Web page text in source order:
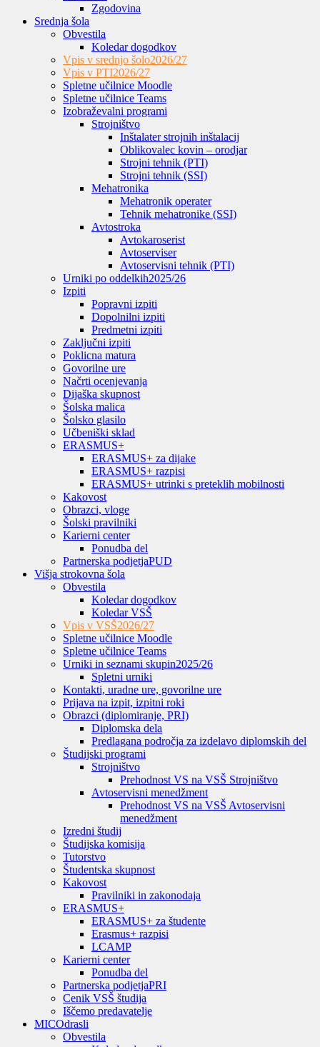
Zgodovina
Srednja šola
Obvestila
Koledar dogodkov
Vpis v srednjo šolo2026/27
Vpis v PTI2026/27
Spletne učilnice Moodle
Spletne učilnice Teams
Izobraževalni programi
Strojništvo
Inštalater strojnih inštalacij
Oblikovalec kovin – orodjar
Strojni tehnik (PTI)
Strojni tehnik (SSI)
Mehatronika
Mehatronik operater
Tehnik mehatronike (SSI)
Avtostroka
Avtokaroserist
Avtoserviser
Avtoservisni tehnik (PTI)
Urniki po oddelkih2025/26
Izpiti
Popravni izpiti
Dopolnilni izpiti
Predmetni izpiti
Zaključni izpiti
Poklicna matura
Govorilne ure
Načrti ocenjevanja
Dijaška skupnost
Šolska malica
Šolsko glasilo
Učbeniški sklad
ERASMUS+
ERASMUS+ za dijake
ERASMUS+ razpisi
ERASMUS+ utrinki s preteklih mobilnosti
Kakovost
Obrazci, vloge
Šolski pravilniki
Karierni center
Ponudba del
Partnerska podjetjaPUD
Višja strokovna šola
Obvestila
Koledar dogodkov
Koledar VSŠ
Vpis v VSŠ2026/27
Spletne učilnice Moodle
Spletne učilnice Teams
Urniki in seznami skupin2025/26
Spletni urniki
Kontakti, uradne ure, govorilne ure
Prijava na izpit, izpitni roki
Obrazci (diplomiranje, PRI)
Diplomska dela
Predlagana področja za izdelavo diplomskih del
Študijski programi
Strojništvo
Prehodnost VS na VSŠ Strojništvo
Avtoservisni menedžment
Prehodnost VS na VSŠ Avtoservisni
menedžment
Izredni študij
Študijska komisija
Tutorstvo
Študentska skupnost
Kakovost
Pravilniki in zakonodaja
ERASMUS+
ERASMUS+ za študente
Erasmus+ razpisi
LCAMP
Karierni center
Ponudba del
Partnerska podjetjaPRI
Cenik VSŠ študija
Iščemo predavatelje
MICOdrasli
Obvestila